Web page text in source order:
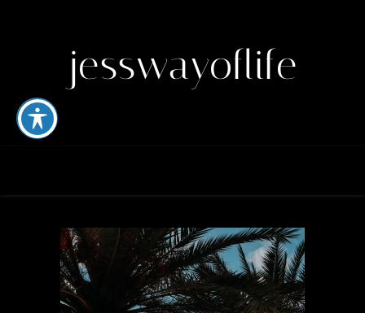
jesswayoflife